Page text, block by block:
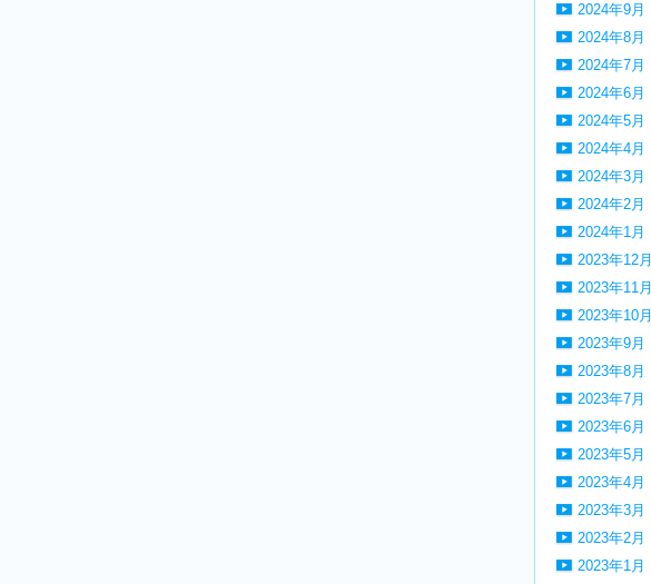
2024年9月
2024年8月
2024年7月
2024年6月
2024年5月
2024年4月
2024年3月
2024年2月
2024年1月
2023年12月
2023年11月
2023年10月
2023年9月
2023年8月
2023年7月
2023年6月
2023年5月
2023年4月
2023年3月
2023年2月
2023年1月